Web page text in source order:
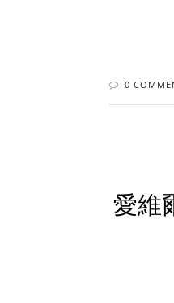
0
愛維